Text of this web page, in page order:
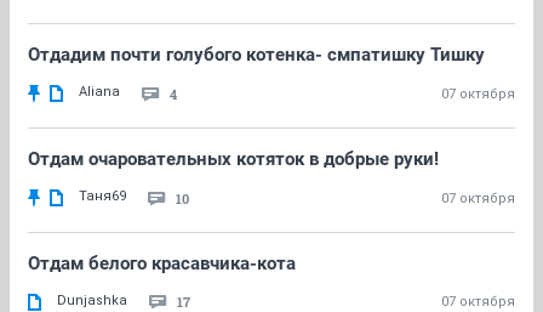
Отдадим почти голубого котенка- смпатишку Тишку
Aliana 4 07 октября
Отдам очаровательных котяток в добрые руки!
Таня69 10 07 октября
Отдам белого красавчика-кота
Dunjashka 17 07 октября